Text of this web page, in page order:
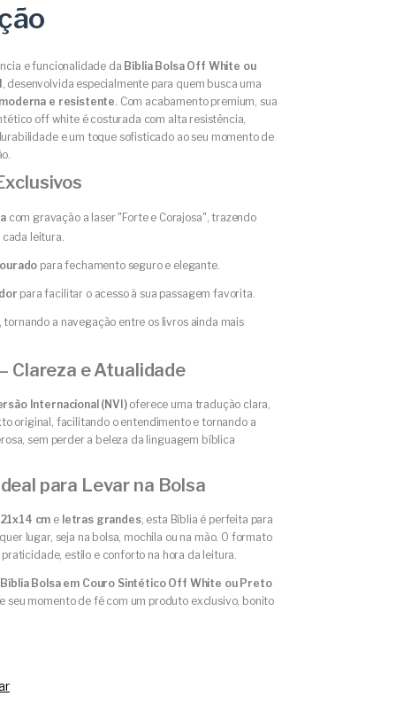
e funcionalidade da Bíblia Bolsa Off White ou
, desenvolvida especialmente para quem busca uma
e resistente. Com acabamento premium, sua
off white é costurada com alta resistência,
e um toque sofisticado ao seu momento de
com gravação a laser "Forte e Corajosa", trazendo
leitura.
para fechamento seguro e elegante.
para facilitar o acesso à sua passagem favorita.
tornando a navegação entre os livros ainda mais
Clareza e Atualidade
Internacional (NVI)oferece uma tradução clara,
original, facilitando o entendimento e tornando a
sem perder a beleza da linguagem bíblica
para Levar na Bolsa
21x14 cm e letras grandes, esta Bíblia é perfeita para
lugar, seja na bolsa, mochila ou na mão. O formato
estilo e conforto na hora da leitura.
Bolsa em Couro Sintético Off White ou Preto
seu momento de fé com um produto exclusivo, bonito